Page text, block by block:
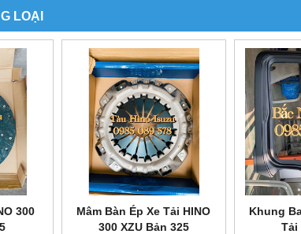
KÍNH XE
CẦN GẠT MƯA XE TẢI HINO 500 8
TẤN 15 TẤN 500 FG FL
200,000 đ
MUA NGAY
LOẠI
300
Mâm Bàn Ép Xe Tải HINO
300 XZU Bản 325
Khung
Tải